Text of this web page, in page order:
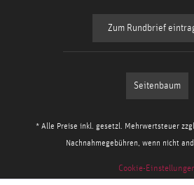
Zum Rundbrief
Seitenbaum
* Alle Preise inkl. gesetzl. Mehrwertsteuer zzgl.
Nachnahmegebühren, wenn nicht
Cookie-